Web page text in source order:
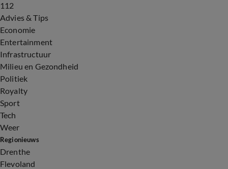
112
Advies & Tips
Economie
Entertainment
Infrastructuur
Milieu en Gezondheid
Politiek
Royalty
Sport
Tech
Weer
Regionieuws
Drenthe
Flevoland